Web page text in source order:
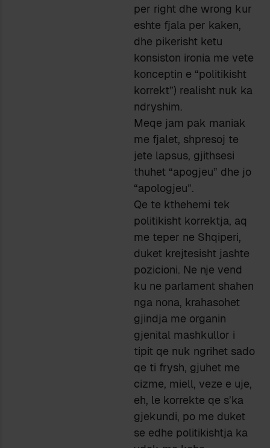
per right dhe wrong kur
eshte fjala per kaken,
dhe pikerisht ketu
konsiston ironia me vete
konceptin e “politikisht
korrekt”) realisht nuk ka
ndryshim.
Meqe jam pak maniak
me fjalet, shpresoj te
jete lapsus, gjithsesi
thuhet “apogjeu” dhe jo
“apologjeu”.
Qe te kthehemi tek
politikisht korrektja, aq
me teper ne Shqiperi,
duket krejtesisht jashte
pozicioni. Ne nje vend
ku ne parlament shahen
nga nona, krahasohet
gjindja me organin
gjenital mashkullor i
tipit qe nuk ngrihet sado
qe ti frysh, gjuhet me
cizme, miell, veze e uje,
eh, le korrekte qe s’ka
gjekundi, po me duket
se edhe politikishtja ka